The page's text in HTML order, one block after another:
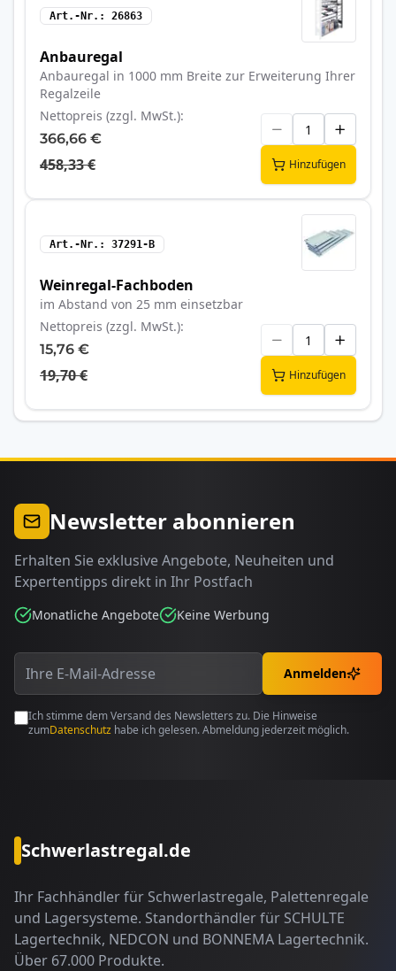
Art.-Nr. 26863
Anbauregal
Anbauregal in 1000 mm Breite zur Erweiterung Ihrer
Regalzeile
Nettopreis (zzgl. MwSt.)
366,66 €
458,33 € Hinzufügen
Art.-Nr. 37291-B
Weinregal-Fachboden
im Abstand von 25 mm einsetzbar
Nettopreis (zzgl. MwSt.)
15,76 €
19,70 € Hinzufügen
Newsletter abonnieren
Erhalten Sie exklusive Angebote, Neuheiten und
Expertentipps direkt in Ihr Postfach
Monatliche Angebote Keine Werbung
Anmelden
Ich stimme dem Versand des Newsletters zu. Die Hinweise
zumDatenschutz habe ich gelesen. Abmeldung jederzeit möglich.
Schwerlastregal.de
Ihr Fachhändler für Schwerlastregale, Palettenregale
und Lagersysteme. Standorthändler für SCHULTE
Lagertechnik, NEDCON und BONNEMA Lagertechnik.
Über 67.000 Produkte.